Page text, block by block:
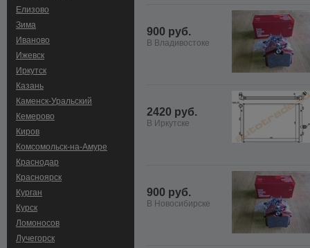
Елизово
Зима
Иваново
Ижевск
Иркутск
Казань
Каменск-Уральский
Кемерово
Киров
Комсомольск-на-Амуре
Краснодар
Красноярск
Курган
Курск
Ломоносов
Лучегорск
900 руб.
В Владивостоке
2420 руб.
В Иркутске
900 руб.
В Новосибирске